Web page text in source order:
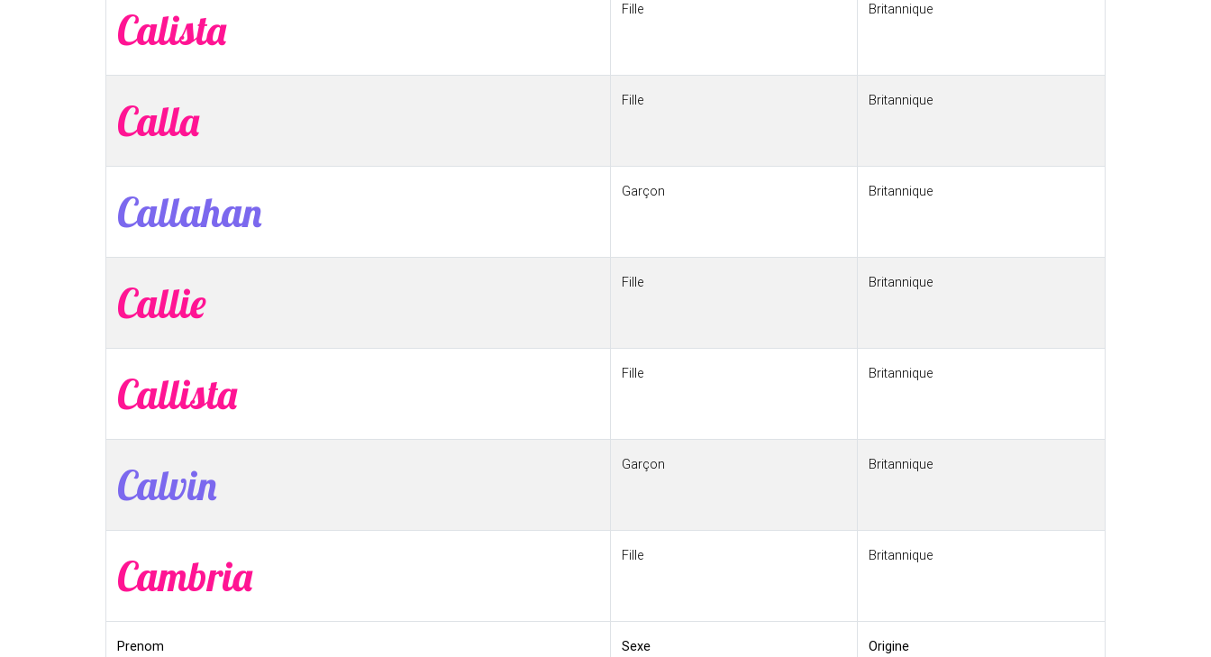
Calista Fille Britannique
Calla Fille Britannique
Callahan Garçon Britannique
Callie Fille Britannique
Callista Fille Britannique
Calvin Garçon Britannique
Cambria Fille Britannique
Prenom Sexe Origine